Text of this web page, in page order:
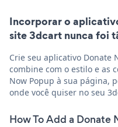
Incorporar o
site 3dcart nunca foi
Crie seu aplicativo Donate
combine com o estilo e as
Now Popup à sua página,
onde você quiser no seu
How To Add a Donate